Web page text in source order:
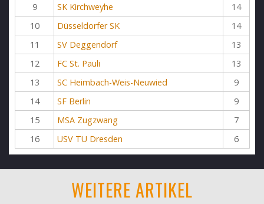
9
SK Kirchweyhe
14
10
Düsseldorfer SK
14
11
SV Deggendorf
13
12
FC St. Pauli
13
13
SC Heimbach-Weis-Neuwied
9
14
SF Berlin
9
15
MSA Zugzwang
7
16
USV TU Dresden 6
WEITERE ARTIKEL